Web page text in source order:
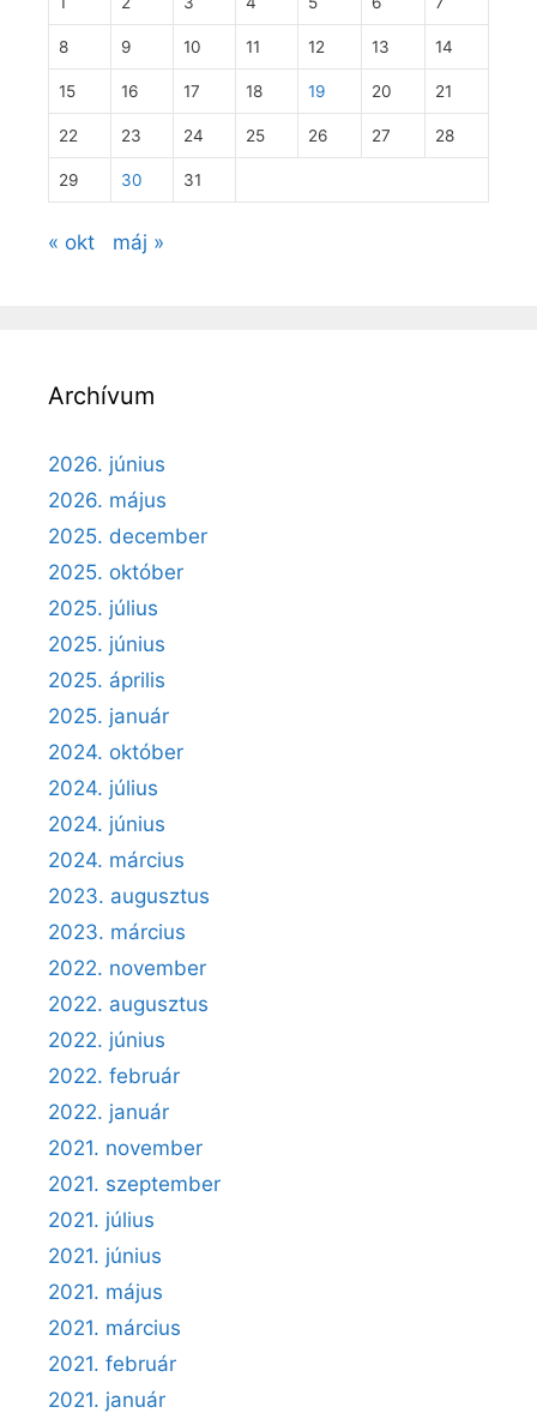
8 9 10 11 12 13 14
15 16 17 18 19 20 21
22 23 24 25 26 27 28
29 30 31
« okt máj »
Archívum
2026. június
2026. május
2025. december
2025. október
2025. július
2025. június
2025. április
2025. január
2024. október
2024. július
2024. június
2024. március
2023. augusztus
2023. március
2022. november
2022. augusztus
2022. június
2022. február
2022. január
2021. november
2021. szeptember
2021. július
2021. június
2021. május
2021. március
2021. február
2021. január